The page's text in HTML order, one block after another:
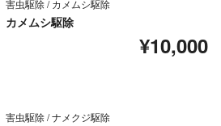
害虫駆除 / カメムシ駆除
カメムシ駆除
¥10,000
害虫駆除 / ナメクジ駆除